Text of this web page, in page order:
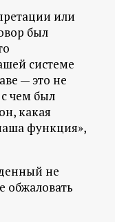
или
был
системе
— это не
чем был
какая
функция»,
не
обжаловать